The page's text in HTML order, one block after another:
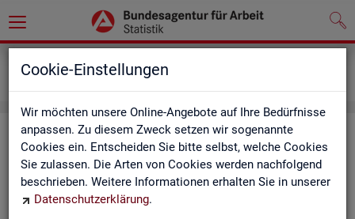
Cookie-Einstellungen
Wir möchten unsere Online-Angebote auf Ihre Bedürfnisse
anpassen. Zu diesem Zweck setzen wir sogenannte
Cookies ein. Entscheiden Sie bitte selbst, welche Cookies
Sie zulassen. Die Arten von Cookies werden nachfolgend
beschrieben. Weitere Informationen erhalten Sie in unserer
Datenschutzerklärung.
Me­dia­thek
In der Me­dia­thek fin­den Sie leicht ver­ständ­li­che Kurz­vi­de­os
zu zen­tra­len The­men der Sta­tis­tik der BA. Wir er­gän­zen unser
Vi­deo­an­ge­bot nach und nach. Wün­schen Sie sich ein Video